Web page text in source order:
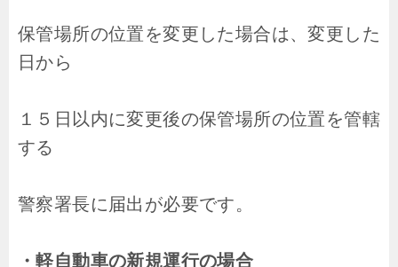
保管場所の位置を変更した場合は、変更した
日から
１５日以内に変更後の保管場所の位置を管轄
する
警察署長に届出が必要です。
・軽自動車の新規運行の場合